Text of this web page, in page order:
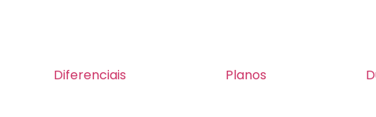
Diferenciais Planos